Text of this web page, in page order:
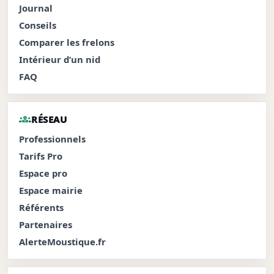
Journal
Conseils
Comparer les frelons
Intérieur d’un nid
FAQ
groupsRÉSEAU
Professionnels
Tarifs Pro
Espace pro
Espace mairie
Référents
Partenaires
AlerteMoustique.fr